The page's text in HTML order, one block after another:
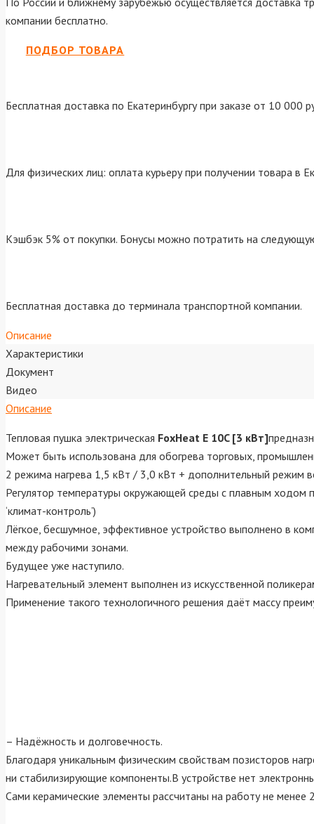
компании бесплатно.
ПОДБОР ТОВАРА
Бесплатная доставка по Екатеринбургу при заказе от 10 000
Для физических лиц: оплата курьеру при получении товара в
Кэшбэк 5% от покупки. Бонусы можно потратить на
Бесплатная доставка до терминала транспортной компании.
Описание
Характеристики
Документ
Видео
Описание
Тепловая пушка электрическая FoxHeat E 10C [3 кВт]
Может быть использована для обогрева торговых,
2 режима нагрева 1,5 кВт / 3,0 кВт + дополнительный режим
Регулятор температуры окружающей среды с плавным
‘климат-контроль’)
Лёгкое, бесшумное, эффективное устройство выполнено в
между рабочими зонами.
Будущее уже наступило.
Нагревательный элемент выполнен из искусственной
Применение такого технологичного решения даёт массу
– Надёжность и долговечность.
Благодаря уникальным физическим свойствам позисторов
ни стабилизирующие компоненты.В устройстве нет
Сами керамические элементы рассчитаны на работу не менее